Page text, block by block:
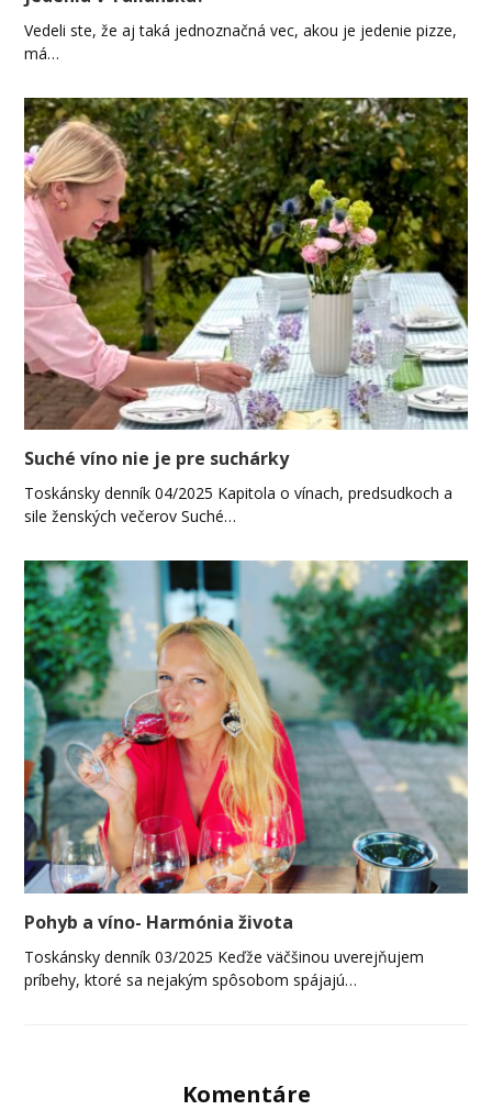
Vedeli ste, že aj taká jednoznačná vec, akou je jedenie pizze,
má…
Suché víno nie je pre suchárky
Toskánsky denník 04/2025 Kapitola o vínach, predsudkoch a
sile ženských večerov Suché…
Pohyb a víno- Harmónia života
Toskánsky denník 03/2025 Keďže väčšinou uverejňujem
príbehy, ktoré sa nejakým spôsobom spájajú…
Komentáre